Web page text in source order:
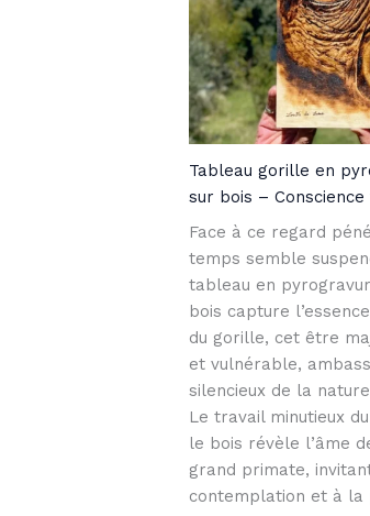
Tableau gorille en
sur bois –
Face à ce regard
temps semble
tableau en
bois capture
du gorille, cet être
et vulnérable,
silencieux de la
Le travail minutieux
le bois révèle l’âme
grand primate,
contemplation et à la